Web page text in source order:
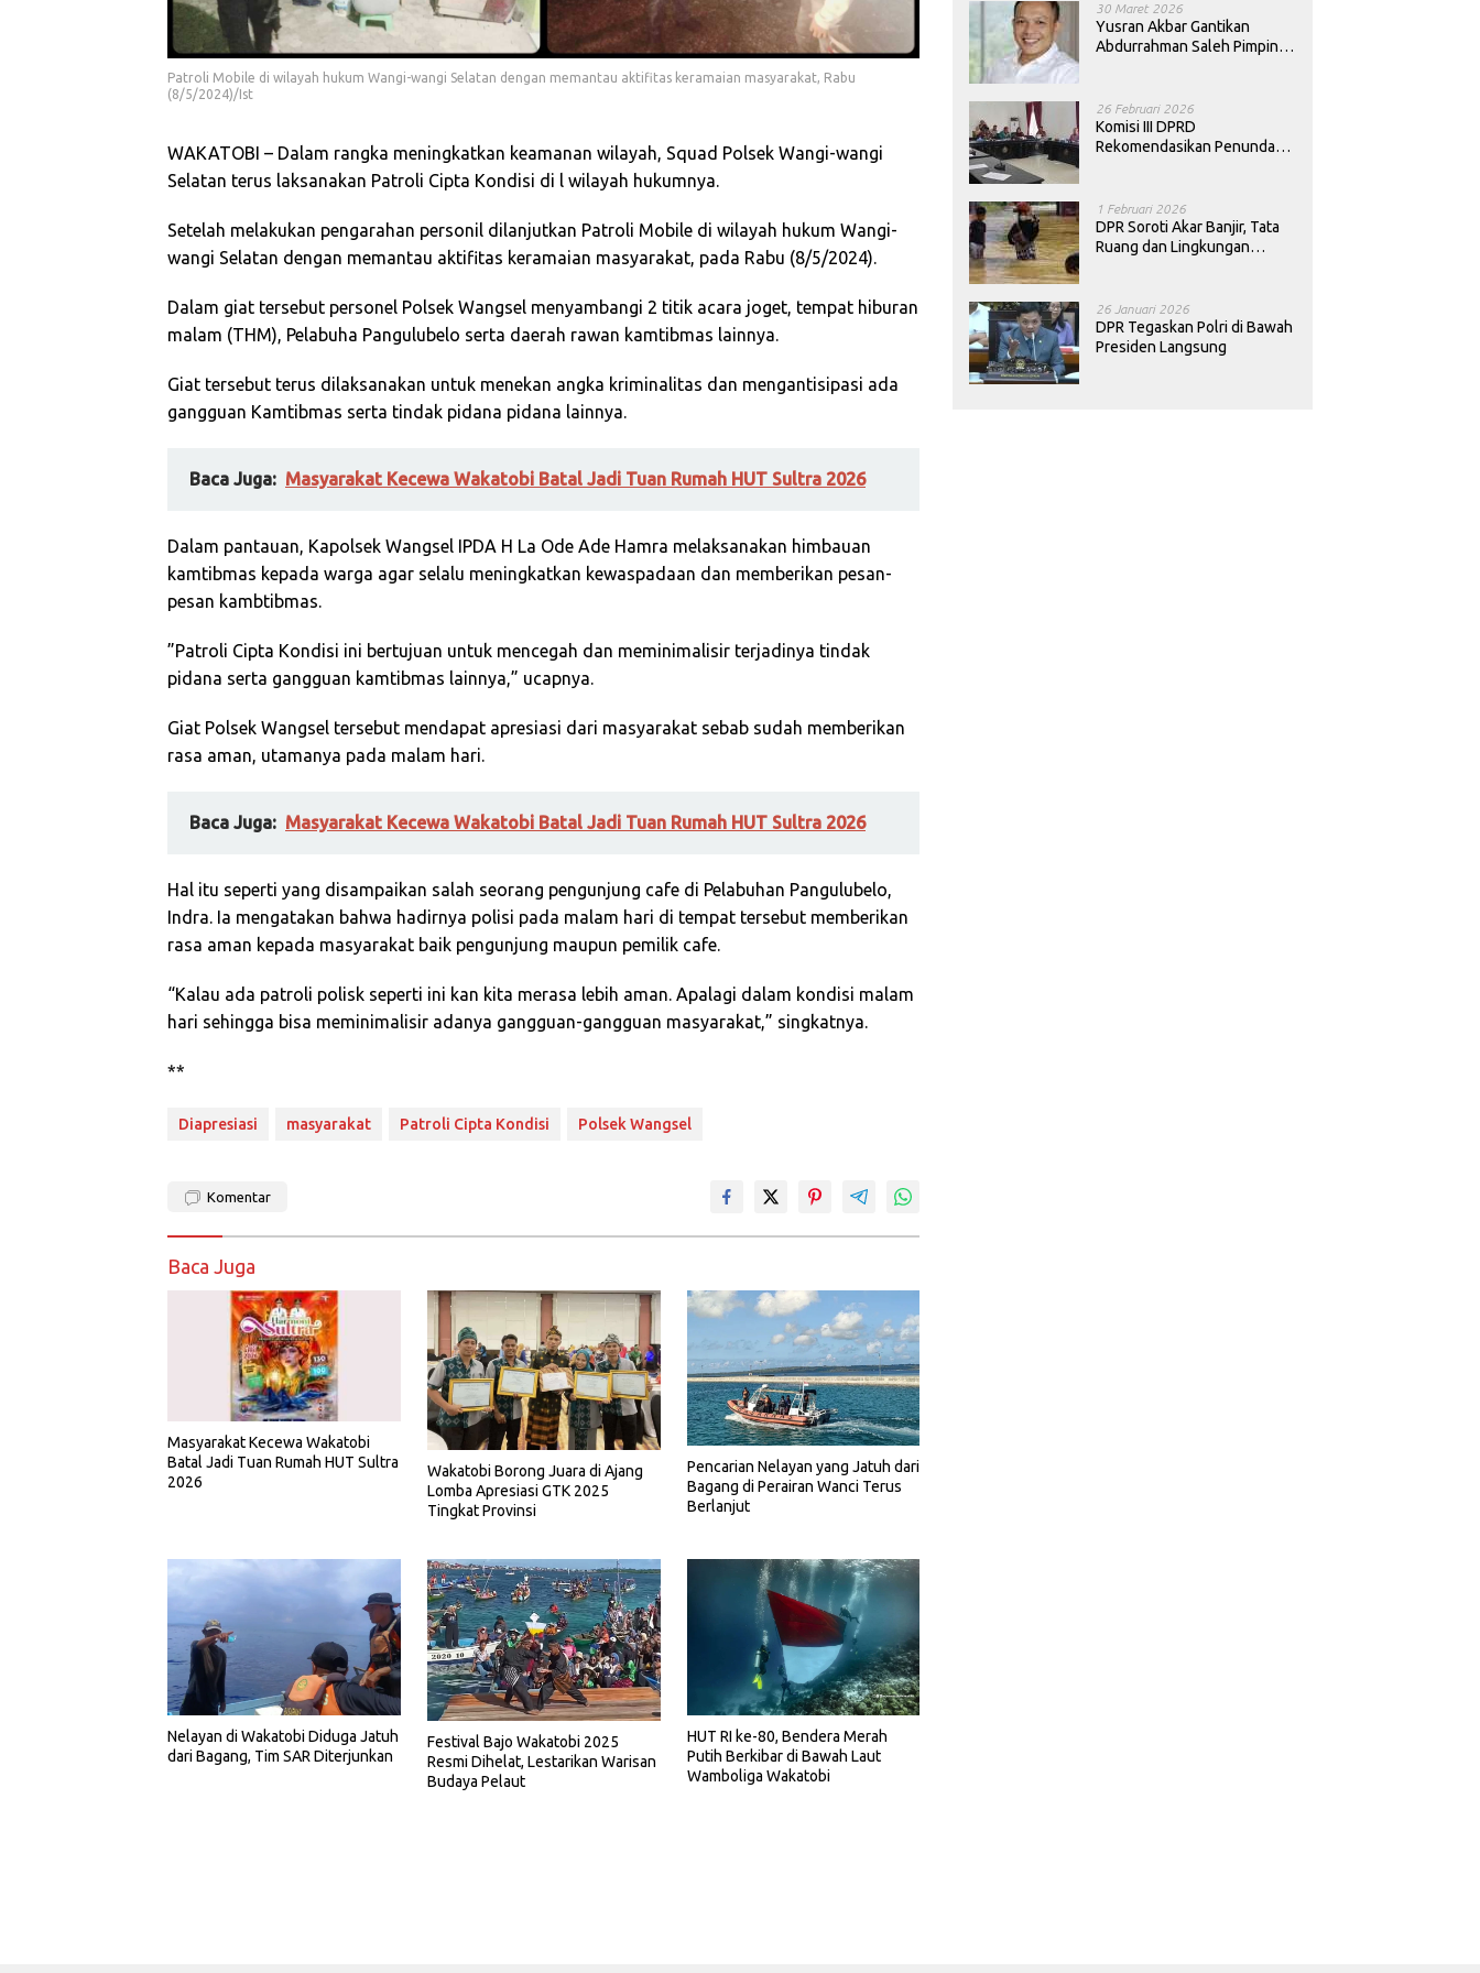
Patroli Mobile di wilayah hukum Wangi-wangi Selatan dengan memantau aktifitas keramaian masyarakat, Rabu
(8/5/2024)/Ist
WAKATOBI – Dalam rangka meningkatkan keamanan wilayah, Squad Polsek Wangi-wangi
Selatan terus laksanakan Patroli Cipta Kondisi di l wilayah hukumnya.
Setelah melakukan pengarahan personil dilanjutkan Patroli Mobile di wilayah hukum Wangi-
wangi Selatan dengan memantau aktifitas keramaian masyarakat, pada Rabu (8/5/2024).
Dalam giat tersebut personel Polsek Wangsel menyambangi 2 titik acara joget, tempat hiburan
malam (THM), Pelabuha Pangulubelo serta daerah rawan kamtibmas lainnya.
Giat tersebut terus dilaksanakan untuk menekan angka kriminalitas dan mengantisipasi ada
gangguan Kamtibmas serta tindak pidana pidana lainnya.
Baca Juga: Masyarakat Kecewa Wakatobi Batal Jadi Tuan Rumah HUT Sultra 2026
Dalam pantauan, Kapolsek Wangsel IPDA H La Ode Ade Hamra melaksanakan himbauan
kamtibmas kepada warga agar selalu meningkatkan kewaspadaan dan memberikan pesan-
pesan kambtibmas.
”Patroli Cipta Kondisi ini bertujuan untuk mencegah dan meminimalisir terjadinya tindak
pidana serta gangguan kamtibmas lainnya,” ucapnya.
Giat Polsek Wangsel tersebut mendapat apresiasi dari masyarakat sebab sudah memberikan
rasa aman, utamanya pada malam hari.
Baca Juga: Masyarakat Kecewa Wakatobi Batal Jadi Tuan Rumah HUT Sultra 2026
Hal itu seperti yang disampaikan salah seorang pengunjung cafe di Pelabuhan Pangulubelo,
Indra. Ia mengatakan bahwa hadirnya polisi pada malam hari di tempat tersebut memberikan
rasa aman kepada masyarakat baik pengunjung maupun pemilik cafe.
“Kalau ada patroli polisk seperti ini kan kita merasa lebih aman. Apalagi dalam kondisi malam
hari sehingga bisa meminimalisir adanya gangguan-gangguan masyarakat,” singkatnya.
**
Diapresiasi masyarakat Patroli Cipta Kondisi Polsek Wangsel
Komentar
Baca Juga
Masyarakat Kecewa Wakatobi
Batal Jadi Tuan Rumah HUT Sultra
2026
Wakatobi Borong Juara di Ajang
Lomba Apresiasi GTK 2025
Tingkat Provinsi
Pencarian Nelayan yang Jatuh dari
Bagang di Perairan Wanci Terus
Berlanjut
Nelayan di Wakatobi Diduga Jatuh
dari Bagang, Tim SAR Diterjunkan
Festival Bajo Wakatobi 2025
Resmi Dihelat, Lestarikan Warisan
Budaya Pelaut
HUT RI ke-80, Bendera Merah
Putih Berkibar di Bawah Laut
Wamboliga Wakatobi
30 Maret 2026
Yusran Akbar Gantikan
Abdurrahman Saleh Pimpin
26 Februari 2026
Komisi III DPRD
Rekomendasikan Penundaan
1 Februari 2026
DPR Soroti Akar Banjir, Tata
Ruang dan Lingkungan
26 Januari 2026
DPR Tegaskan Polri di Bawah
Presiden Langsung